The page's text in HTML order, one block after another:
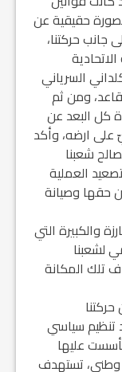
حقيقية عن
جانب حركتنا،
السرياني
ومن ثم
كل البعد عن
على ارضه، وأكد
شعبنا
العملية
حقها وصيانة
والكبيرة التي
لشعبنا
تلك المكانة
تنظيم سياسي
عليها
وطني، تستهدف